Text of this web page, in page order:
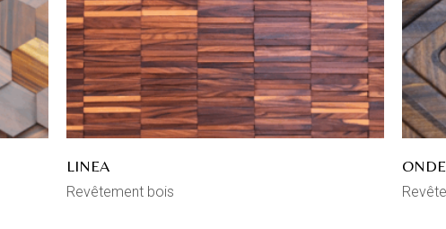
LINEA
Revêtement bois
ONDE